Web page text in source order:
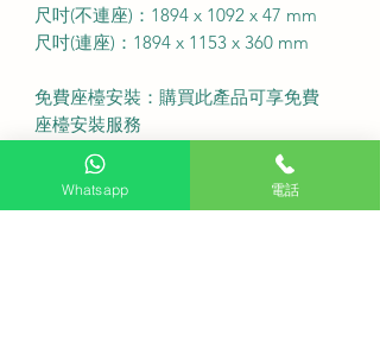
尺吋(不連座)：1894 x 1092 x 47 mm
尺吋(連座)：1894 x 1153 x 360 mm
免費座檯安裝：購買此產品可享免費
座檯安裝服務
送貨費用：不收費 (偏遠地區或需額外
固定式掛牆費用：不收費
Whatsapp 電話